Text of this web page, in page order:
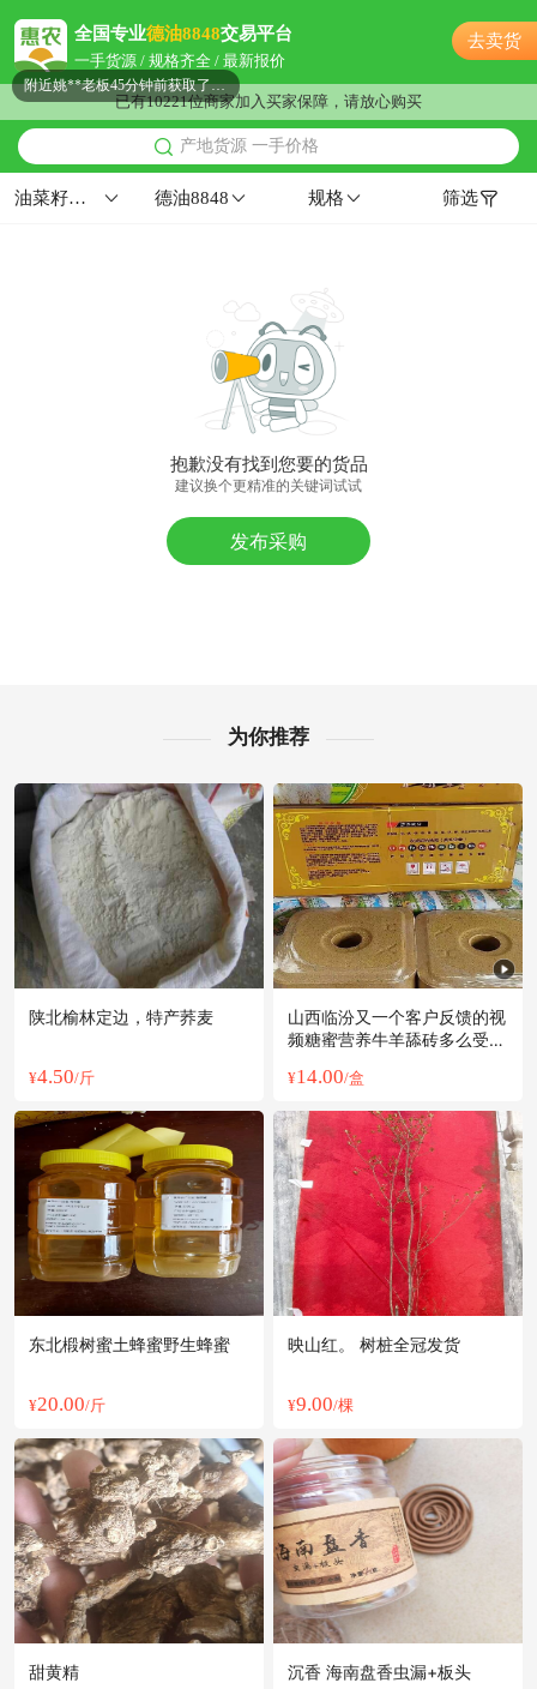
全国专业德油8848交易平台
一手货源 / 规格齐全 / 最新报价
去卖货
已有10221位商家加入买家保障，请放心购买
产地货源 一手价格
鄂州市钱**老板38分钟前询价供应商
附近姚**老板45分钟前获取了报价
附近潘**老板12小时前获取了报价
附近聂**老板29分钟前成功采购
附近卢**老板3小时前成功采购
鄂州市秦**老板49分钟前获取了报价
鄂州市冯**老板21小时前询价供应商
附近伍**老板10分钟前看了商品
附近江**老板27分钟前成功采购
鄂州市梁**老板5小时前询价供应商
鄂州市朱**老板38分钟前成功采购
鄂州市赵**老板55分钟前看了商品
油菜籽种子 德油8848 规格 筛选
抱歉没有找到您要的货品
建议换个更精准的关键词试试
发布采购
为你推荐
陕北榆林定边，特产荞麦
¥4.50/斤
山西临汾又一个客户反馈的视
频糖蜜营养牛羊舔砖多么受小
¥14.00/盒
东北椴树蜜土蜂蜜野生蜂蜜
¥20.00/斤
映山红。 树桩全冠发货
¥9.00/棵
甜黄精 沉香 海南盘香虫漏+板头